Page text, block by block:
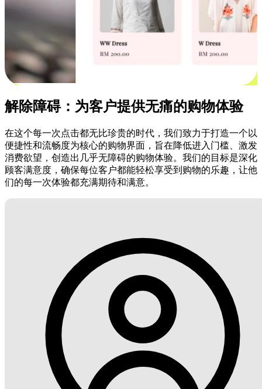
解除障碍：为客户提供无痛的购物体验
在这个每一次点击都无比珍贵的时代，我们致力于打造一个以
便捷性和流畅度为核心的购物界面，旨在降低进入门槛、激发
消费欲望，创造出几乎无障碍的购物体验。我们的目标是深化
顾客满意度，确保每位客户都能轻松享受到购物的乐趣，让他
们的每一次体验都充满期待和满意。